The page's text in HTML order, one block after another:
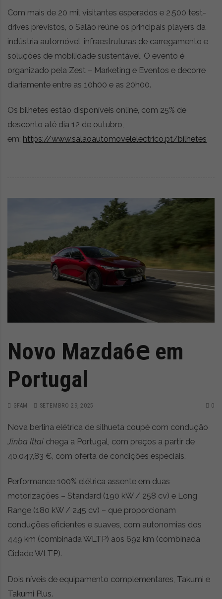
Com mais de 20 mil visitantes esperados e 2.500 test-
drives previstos, o Salão reúne os principais players da
indústria automóvel, infraestruturas de carregamento e
soluções de mobilidade sustentável. O evento é
organizado pela Zest – Marketing e Eventos e decorre
diariamente entre as 10h00 e as 20h00.
Os bilhetes estão disponíveis online, com 25% de
desconto até dia 12 de outubro,
em: https://www.salaoautomovelelectrico.pt/bilhetes
Novo Mazda6𝖾 em
Portugal
GFAM SETEMBRO 29, 2025 0
Nova berlina elétrica de silhueta coupé com condução
Jinba Ittai chega a Portugal, com preços a partir de
40.047,83 €, com oferta de condições especiais.
Performance 100% elétrica assente em duas
motorizações – Standard (190 kW / 258 cv) e Long
Range (180 kW / 245 cv) – que proporcionam
conduções eficientes e suaves, com autonomias dos
449 km (combinada WLTP) aos 692 km (combinada
Cidade WLTP).
Dois níveis de equipamento complementares, Takumi e
Takumi Plus.